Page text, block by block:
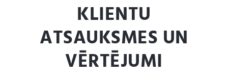
KLIENTU
ATSAUKSMES UN
VĒRTĒJUMI